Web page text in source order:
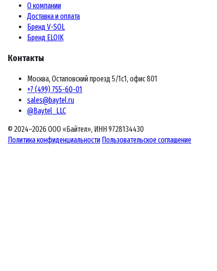
О компании
Доставка и оплата
Бренд V-SOL
Бренд ELOIK
Контакты
Москва, Остаповский проезд 5/1с1, офис 801
+7 (499) 755-60-01
sales@baytel.ru
@Baytel_LLC
© 2024–2026 ООО «Байтел», ИНН 9728134430
Политика конфиденциальности Пользовательское соглашение